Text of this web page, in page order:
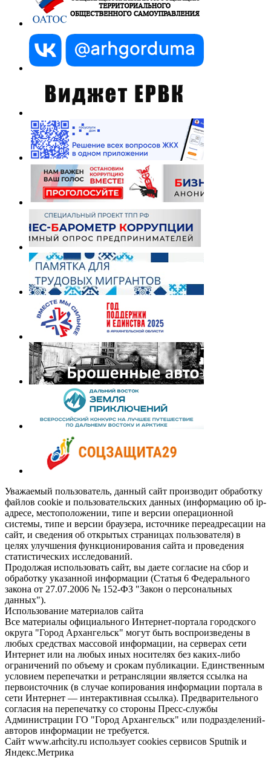
Уважаемый пользователь, данный сайт производит обработку
файлов cookie и пользовательских данных (информацию об ip-
адресе, местоположении, типе и версии операционной
системы, типе и версии браузера, источнике переадресации на
сайт, и сведения об открытых страницах пользователя) в
целях улучшения функционирования сайта и проведения
статистических исследований.
Продолжая использовать сайт, вы даете согласие на сбор и
обработку указанной информации (Статья 6 Федерального
закона от 27.07.2006 № 152-ФЗ "Закон о персональных
данных").
Использование материалов сайта
Все материалы официального Интернет-портала городского
округа "Город Архангельск" могут быть воспроизведены в
любых средствах массовой информации, на серверах сети
Интернет или на любых иных носителях без каких-либо
ограничений по объему и срокам публикации. Единственным
условием перепечатки и ретрансляции является ссылка на
первоисточник (в случае копирования информации портала в
сети Интернет — интерактивная ссылка). Предварительного
согласия на перепечатку со стороны Пресс-службы
Администрации ГО "Город Архангельск" или подразделений-
авторов информации не требуется.
Сайт www.arhcity.ru использует cookies сервисов Sputnik и
Яндекс.Метрика